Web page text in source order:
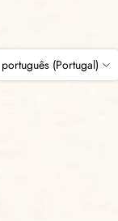
português (Portugal)